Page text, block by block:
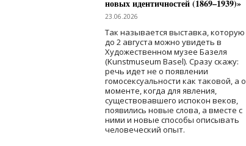
новых идентичностей (1869–1939)»
23.06.2026
Так называется выставка, которую
до 2 августа можно увидеть в
Художественном музее Базеля
(Kunstmuseum Basel). Сразу скажу:
речь идет не о появлении
гомосексуальности как таковой, а о
моменте, когда для явления,
существовавшего испокон веков,
появились новые слова, а вместе с
ними и новые способы описывать
человеческий опыт.